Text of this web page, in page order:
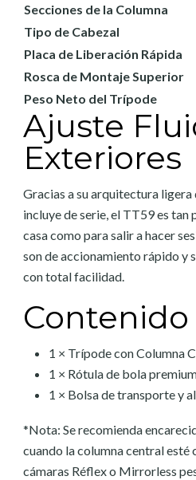
Secciones de la Columna
Tipo de Cabezal
Placa de Liberación Rápida
Rosca de Montaje Superior
Peso Neto del Trípode
Ajuste
Exteriores
Gracias a su arquitectura
incluye de serie, el TT59 es
casa como para salir a hacer
son de accionamiento rápido y
con total facilidad.
1 × Trípode con Columna
1 × Rótula de bola
1 × Bolsa de transporte y
*Nota: Se recomienda
cuando la columna central
cámaras Réflex o Mirrorless